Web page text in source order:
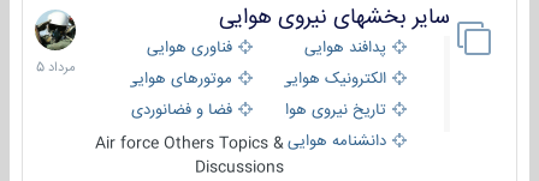
سایر بخشهای نیروی هوایی
پدافند هوایی
فناوری هوایی
الکترونیک هوایی
موتورهای هوایی
تاریخ نیروی هوایی
فضا و فضانوردی
دانشنامه هواییAir force Others Topics &
Discussions
2
مرداد
1405